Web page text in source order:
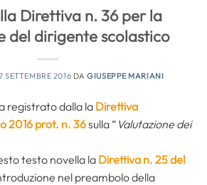
Direttiva n. 36 per la
del dirigente scolastico
SETTEMBRE 2016 DAGIUSEPPE MARIANI
registrato dalla la Direttiva
2016 prot. n. 36sulla “ Valutazione dei
testo novella la Direttiva n. 25 del
nel preambolo della